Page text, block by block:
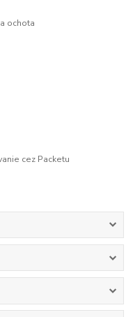
ochota
cez Packetu